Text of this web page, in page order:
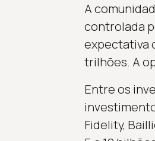
A
controlada
expectativa
trilhões. A
Entre os
Fidelity,